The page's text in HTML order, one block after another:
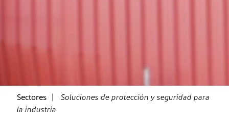
Sectores
Soluciones de protección y seguridad para
la industria